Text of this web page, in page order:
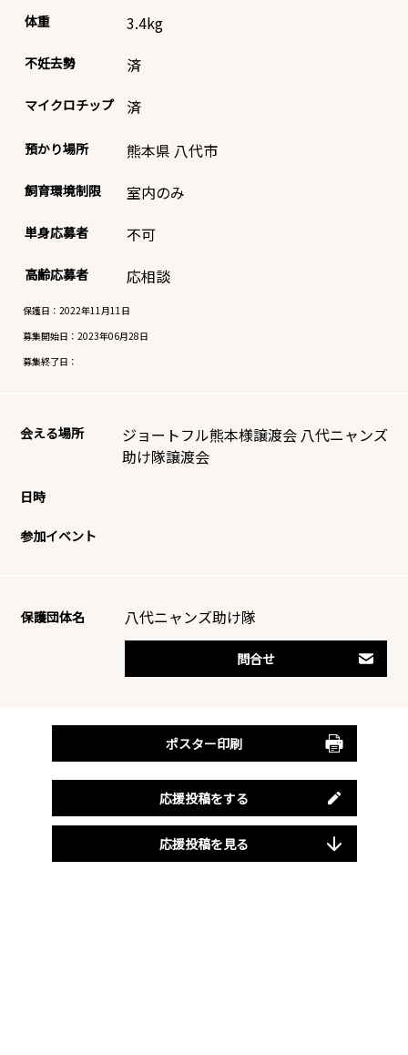
体重 3.4kg
不妊去勢 済
マイクロチップ 済
預かり場所 熊本県 八代市
飼育環境制限 室内のみ
単身応募者 不可
高齢応募者 応相談
保護日：2022年11月11日
募集開始日： 2023年06月28日
募集終了日：
会える場所
ジョートフル熊本様譲渡会 八代ニャンズ
助け隊譲渡会
日時
参加イベント
保護団体名 八代ニャンズ助け隊
問合せ
ポスター印刷
応援投稿をする
応援投稿を見る